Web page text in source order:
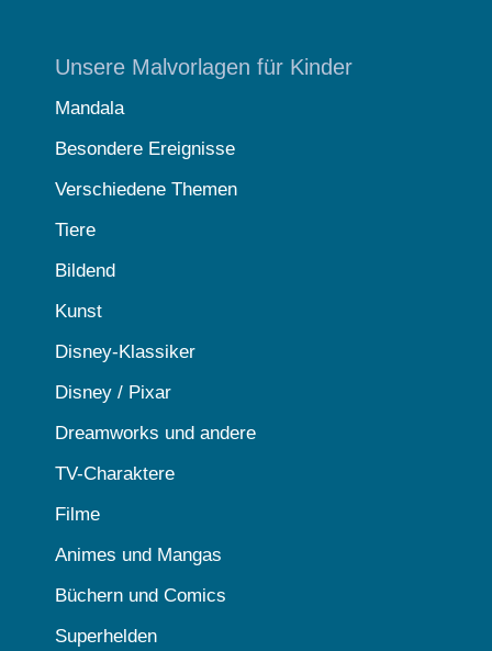
Unsere Malvorlagen für Kinder
Mandala
Besondere Ereignisse
Verschiedene Themen
Tiere
Bildend
Kunst
Disney-Klassiker
Disney / Pixar
Dreamworks und andere
TV-Charaktere
Filme
Animes und Mangas
Büchern und Comics
Superhelden